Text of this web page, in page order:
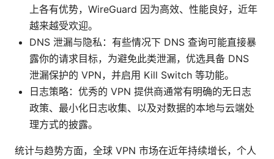
上各有优势，WireGuard 因为高效、性能良好，近年
越来越受欢迎。
DNS 泄漏与隐私：有些情况下 DNS 查询可能直接暴
露你的请求目标，为避免此类泄漏，优选具备 DNS
泄漏保护的 VPN，并启用 Kill Switch 等功能。
日志策略：优秀的 VPN 提供商通常有明确的无日志
政策、最小化日志收集、以及对数据的本地与云端处
理方式的披露。
统计与趋势方面，全球 VPN 市场在近年持续增长，个人